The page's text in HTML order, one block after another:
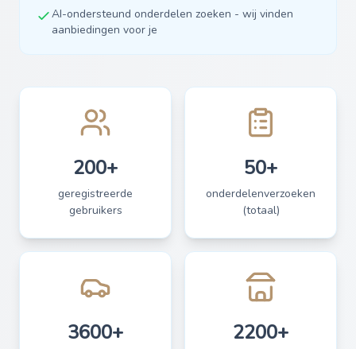
AI-ondersteund onderdelen zoeken - wij vinden
aanbiedingen voor je
200+
geregistreerde
gebruikers
50+
onderdelenverzoeken
(totaal)
3600+ 2200+